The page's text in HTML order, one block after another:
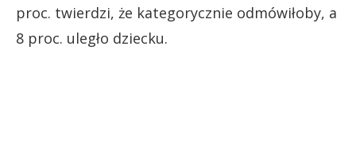
proc. twierdzi, że kategorycznie odmówiłoby, a
8 proc. uległo dziecku.